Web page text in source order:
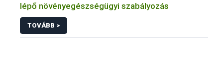
lépő növényegészségügyi szabályozás
TOVÁBB >